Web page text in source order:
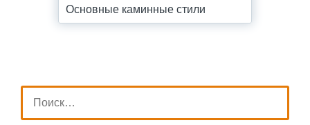
Основные каминные стили